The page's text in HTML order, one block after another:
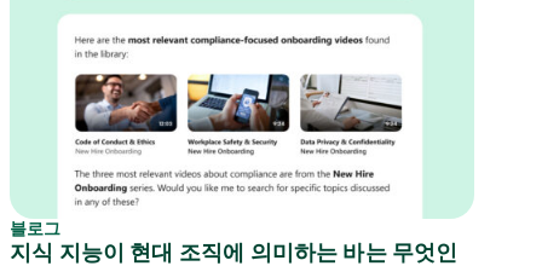
블로그
지식 지능이 현대 조직에 의미하는 바는 무엇인